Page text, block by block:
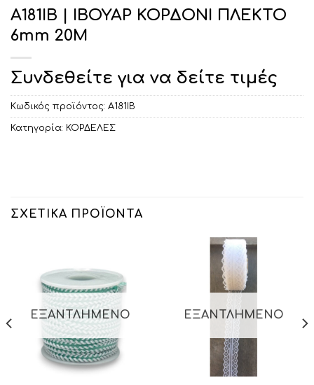
Α181ΙΒ | ΙΒΟΥΑΡ ΚΟΡΔΟΝΙ ΠΛΕΚΤΟ
6mm 20M
Συνδεθείτε για να δείτε τιμές
Κωδικός προϊόντος: Α181ΙΒ
Κατηγορία: ΚΟΡΔΕΛΕΣ
ΣΧΕΤΙΚΆ ΠΡΟΪΌΝΤΑ
ΕΞΑΝΤΛΗΜΈΝΟ ΕΞΑΝΤΛΗΜΈΝΟ